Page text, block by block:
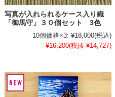
写真が入れられるケース入り織
「御馬守」３０個セット 3色
10個価格×3: ¥18,000(税込)
¥16,200(税抜 ¥14,727)